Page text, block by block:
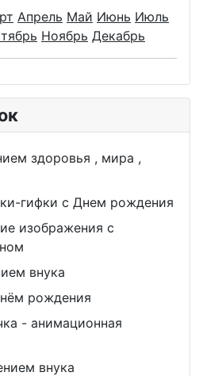
Апрель Май Июнь Июль
Ноябрь Декабрь
здоровья , мира ,
гифки с Днем рождения
изображения с
внука
рождения
- анимационная
внука